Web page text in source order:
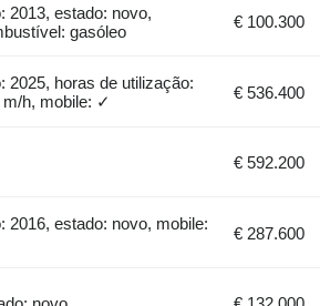
2013, estado: novo,
gasóleo
€ 100.300
2025, horas de utilização:
m/h, mobile: ✓
€ 536.400
€ 592.200
2016, estado: novo, mobile:
€ 287.600